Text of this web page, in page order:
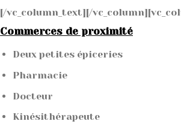
[/vc_column_text][/
Commerces de proximité
Deux petites épiceries
Pharmacie
Docteur
Kinésithérapeute